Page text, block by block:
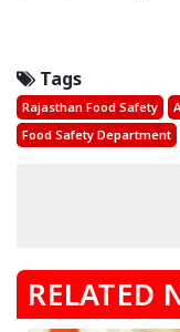
Tags
Rajasthan Food Safety
Food Safety Department
RELATED